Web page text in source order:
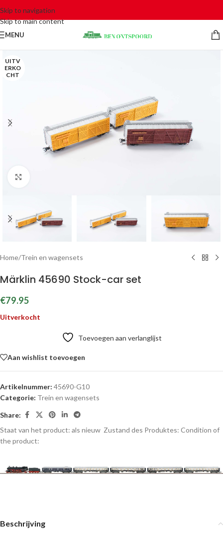
Skip to navigation
Skip to main content
MENU
UITV
ERKO
CHT
Home/Trein en wagensets
Märklin 45690 Stock-car set
€79.95
Uitverkocht
Toevoegen aan verlanglijst
Aan wishlist toevoegen
Artikelnummer: 45690-G10
Categorie: Trein en wagensets
Share:
Staat van het product: als nieuw Zustand des Produktes: Condition of
the product:
Beschrijving